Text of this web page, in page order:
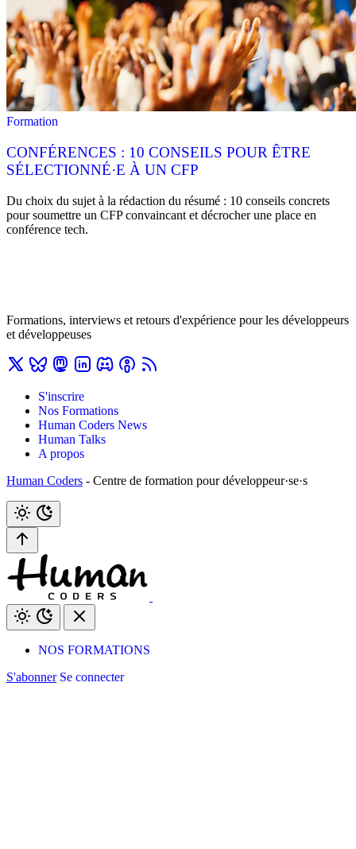
Formation
CONFÉRENCES : 10 CONSEILS POUR ÊTRE
SÉLECTIONNÉ·E À UN CFP
Du choix du sujet à la rédaction du résumé : 10 conseils concrets
pour soumettre un CFP convaincant et décrocher une place en
conférence tech.
Formations, interviews et retours d'expérience pour les développeurs
et développeuses
S'inscrire
Nos Formations
Human Coders News
Human Talks
A propos
Human Coders - Centre de formation pour développeur·se·s
NOS FORMATIONS
S'abonner Se connecter